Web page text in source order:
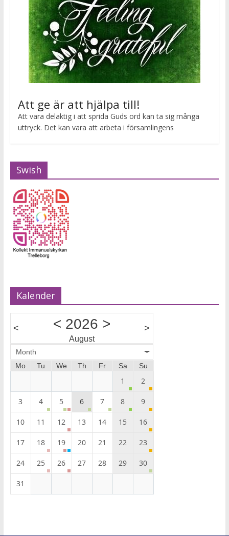
Att ge är att hjälpa till!
Att vara delaktig i att sprida Guds ord kan ta sig många
uttryck. Det kan vara att arbeta i församlingens
Swish
Kalender
< < 2026 >
August
>
Month
Mo
Tu We Th Fr Sa Su
1 2
3 4 5 6 7 8 9
10 11 12 13 14 15 16
17 18 19 20 21 22 23
24 25 26 27 28 29 30
31